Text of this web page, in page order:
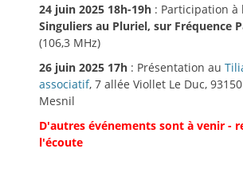
24 juin 2025 18h-19h : Participation à
Singuliers au Pluriel, sur Fréquence
(106,3 MHz)
26 juin 2025 17h : Présentation au
associatif, 7 allée Viollet Le Duc,
Mesnil
D'autres événements sont à venir -
l'écoute